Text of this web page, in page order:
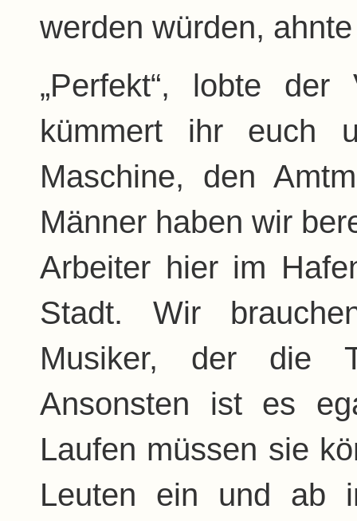
werden würden,
„Perfekt“, lobte
kümmert ihr euch
Maschine, den
Männer haben wir
Arbeiter hier im
Stadt. Wir
Musiker, der die
Ansonsten ist es
Laufen müssen sie
Leuten ein und ab